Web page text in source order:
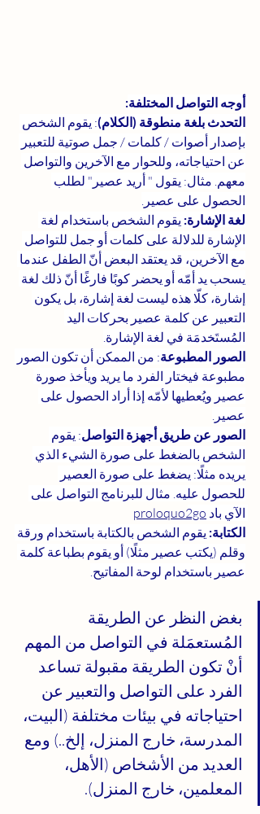
أوجه التواصل المختلفة:
التحدث بلغة منطوقة (الكلام): يقوم الشخص
بإصدار أصوات / كلمات / جمل صوتية للتعبير
عن احتياجاته، وللحوار مع الآخرين والتواصل
معهم. مثال: يقول " أريد عصير" لطلب
الحصول على عصير.
لغة الإشارة: يقوم الشخص باستخدام لغة
الإشارة للدلالة على كلمات أو جمل للتواصل
مع الآخرين، قد يعتقد البعض أنّ الطفل عندما
يسحب يد أمّه أو يحضر كوبًا فارغًا أنّ ذلك لغة
إشارة، كلّا هذه ليست لغة إشارة، بل يكون
التعبير عن كلمة عصير بحركات اليد
المُستَخدمَة في لغة الإشارة.
الصور المطبوعة: من الممكن أن تكون الصور
مطبوعة فيختار الفرد ما يريد ويأخذ صورة
عصير ويُعطيها لأمّه إذا أراد الحصول على
عصير.
الصور عن طريق أجهزة التواصل: يقوم
الشخص بالضغط على صورة الشيء الذي
يريده مثلًا: يضغط على صورة العصير
للحصول عليه. مثال للبرنامج التواصل على
الآي باد
proloquo2go
الكتابة: يقوم الشخص بالكتابة باستخدام ورقة
وقلم (يكتب عصير مثلًا) أو يقوم بطباعة كلمة
عصير باستخدام لوحة المفاتيح.
بغض النظر عن الطريقة
المُستعمَلة في التواصل من المهم
أنْ تكون الطريقة مقبولة تساعد
الفرد على التواصل والتعبير عن
احتياجاته في بيئات مختلفة (البيت،
المدرسة، خارج المنزل، إلخ..) ومع
العديد من الأشخاص (الأهل،
المعلمين، خارج المنزل).